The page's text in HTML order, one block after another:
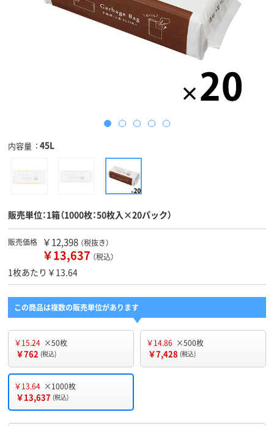
内容量 45L
販売単位：1箱（1000枚：50枚入×20パック）
販売価格 ￥12,398 （税抜き）
￥13,637 （税込）
1枚あたり￥13.64
この商品は複数の販売単位があります
￥15.24 ×50枚
￥762 (税込)
￥14.86 ×500枚
￥7,428 (税込)
￥13.64 ×1000枚
￥13,637 (税込)